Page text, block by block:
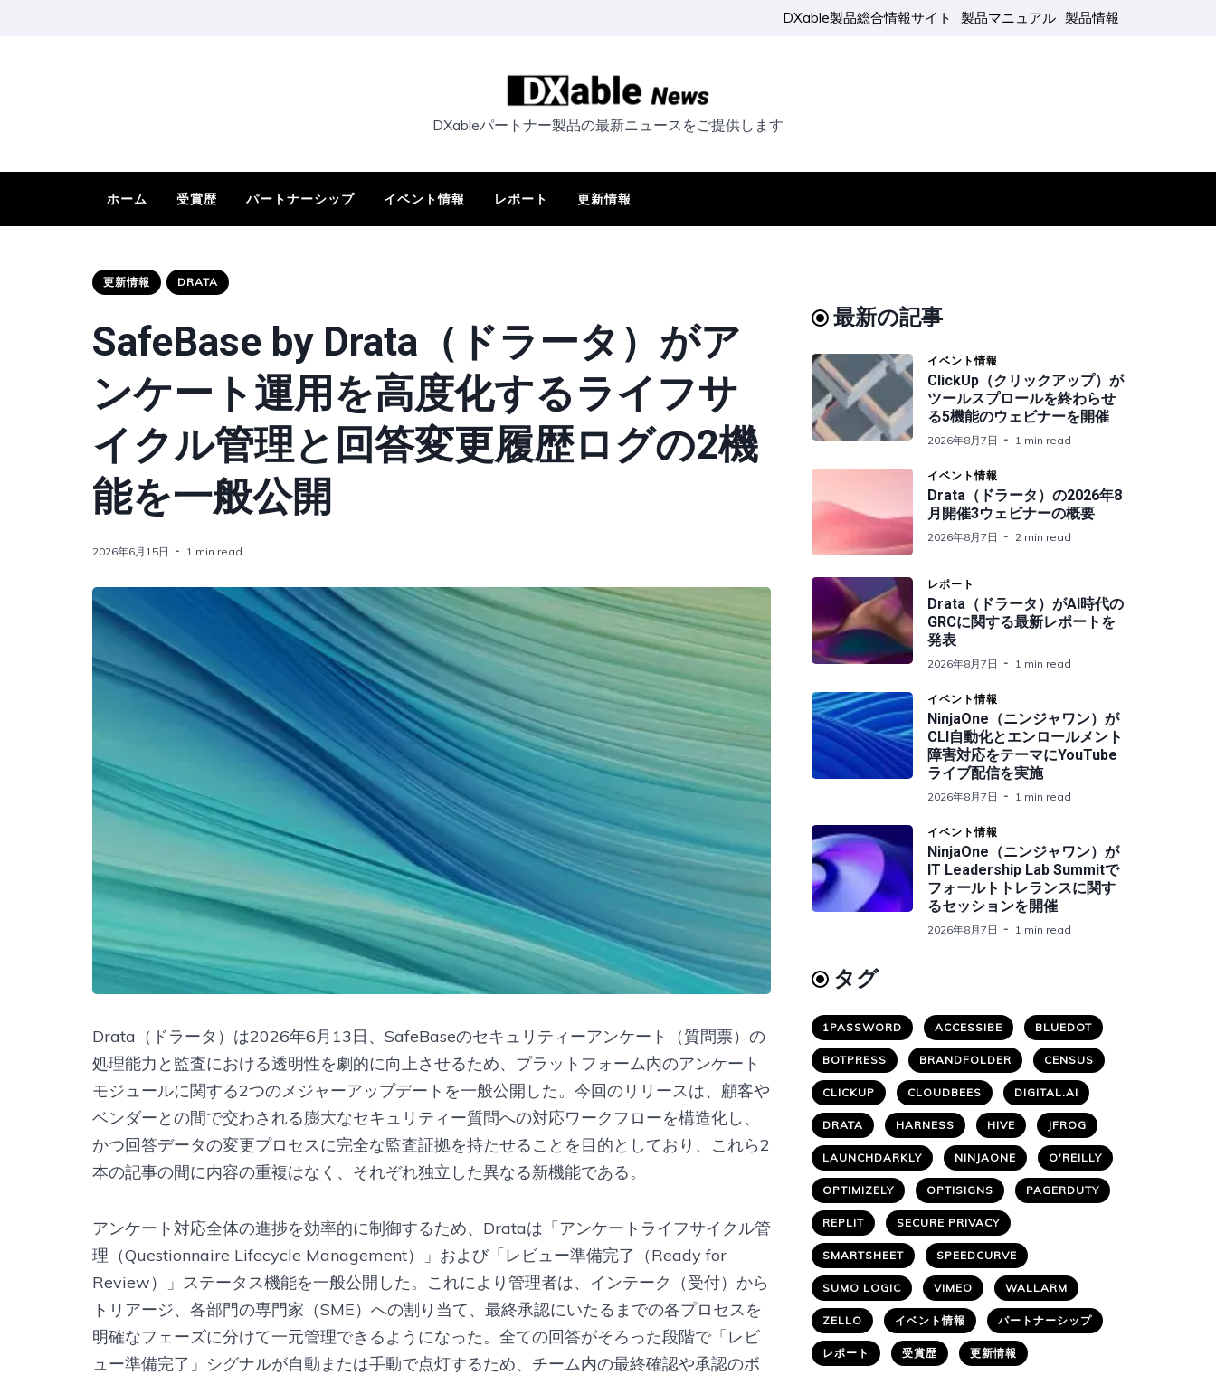
DXable製品総合情報サイト 製品マニュアル 製品情報
DXableパートナー製品の最新ニュースをご提供します
ホーム 受賞歴 パートナーシップ イベント情報 レポート 更新情報
更新情報 DRATA
SafeBase by Drata（ドラータ）がア
ンケート運用を高度化するライフサ
イクル管理と回答変更履歴ログの2機
能を一般公開
2026年6月15日 1 min read
Drata（ドラータ）は2026年6月13日、SafeBaseのセキュリティーアンケート（質問票）の
処理能力と監査における透明性を劇的に向上させるため、プラットフォーム内のアンケート
モジュールに関する2つのメジャーアップデートを一般公開した。今回のリリースは、顧客や
ベンダーとの間で交わされる膨大なセキュリティー質問への対応ワークフローを構造化し、
かつ回答データの変更プロセスに完全な監査証拠を持たせることを目的としており、これら2
本の記事の間に内容の重複はなく、それぞれ独立した異なる新機能である。
アンケート対応全体の進捗を効率的に制御するため、Drataは「アンケートライフサイクル管
理（Questionnaire Lifecycle Management）」および「レビュー準備完了（Ready for
Review）」ステータス機能を一般公開した。これにより管理者は、インテーク（受付）から
トリアージ、各部門の専門家（SME）への割り当て、最終承認にいたるまでの各プロセスを
明確なフェーズに分けて一元管理できるようになった。全ての回答がそろった段階で「レビ
ュー準備完了」シグナルが自動または手動で点灯するため、チーム内の最終確認や承認のボ
最新の記事
イベント情報
ClickUp（クリックアップ）が
ツールスプロールを終わらせ
る5機能のウェビナーを開催
2026年8月7日 1 min read
イベント情報
Drata（ドラータ）の2026年8
月開催3ウェビナーの概要
2026年8月7日 2 min read
レポート
Drata（ドラータ）がAI時代の
GRCに関する最新レポートを
発表
2026年8月7日 1 min read
イベント情報
NinjaOne（ニンジャワン）が
CLI自動化とエンロールメント
障害対応をテーマにYouTube
ライブ配信を実施
2026年8月7日 1 min read
イベント情報
NinjaOne（ニンジャワン）が
IT Leadership Lab Summitで
フォールトトレランスに関す
るセッションを開催
2026年8月7日 1 min read
タグ
1PASSWORD ACCESSIBE BLUEDOT
BOTPRESS BRANDFOLDER CENSUS
CLICKUP CLOUDBEES DIGITAL.AI
DRATA HARNESS HIVE JFROG
LAUNCHDARKLY NINJAONE O'REILLY
OPTIMIZELY OPTISIGNS PAGERDUTY
REPLIT SECURE PRIVACY
SMARTSHEET SPEEDCURVE
SUMO LOGIC VIMEO WALLARM
ZELLO イベント情報 パートナーシップ
レポート 受賞歴 更新情報